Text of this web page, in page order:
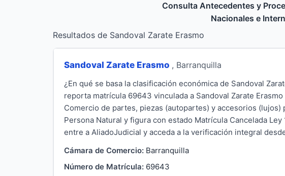
Consulta Antecedentes y
Nacionales e
Resultados de Sandoval Zarate Erasmo
Sandoval Zarate Erasmo , Barranquilla
¿En qué se basa la clasificación económica de Sandoval
reporta matrícula 69643 vinculada a Sandoval Zarate
Comercio de partes, piezas (autopartes) y accesorios
Persona Natural y figura con estado Matrícula Cancelada
entre a AliadoJudicial y acceda a la verificación integral
Cámara de Comercio: Barranquilla
Número de Matrícula: 69643